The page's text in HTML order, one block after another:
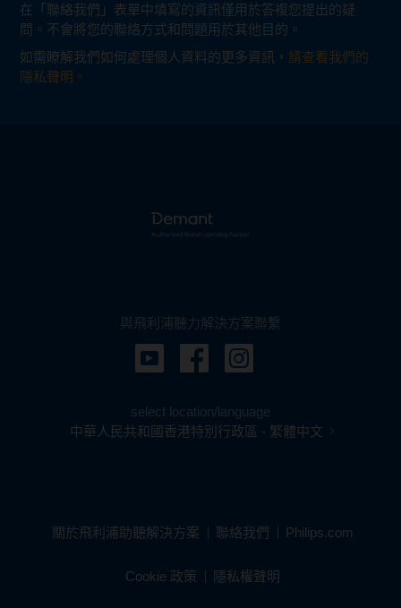
在「聯絡我們」表單中填寫的資訊僅用於答複您提出的疑
問。不會將您的聯絡方式和問題用於其他目的。
如需瞭解我們如何處理個人資料的更多資訊， 請查看我們的
隱私聲明。
與飛利浦聽力解決方案聯繫
select location/language
中華人民共和國香港特別行政區 - 繁體中文
關於飛利浦助聽解決方案 聯絡我們 Philips.com
Cookie 政策 隱私權聲明